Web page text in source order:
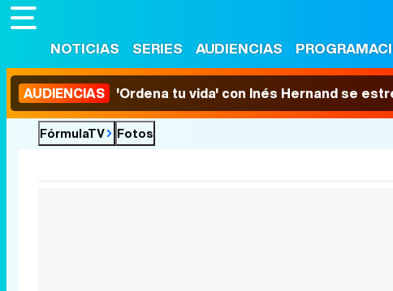
NOTICIAS SERIES AUDIENCIAS
AUDIENCIAS 'Ordena tu vida' con Inés Hernand se
FórmulaTV Fotos